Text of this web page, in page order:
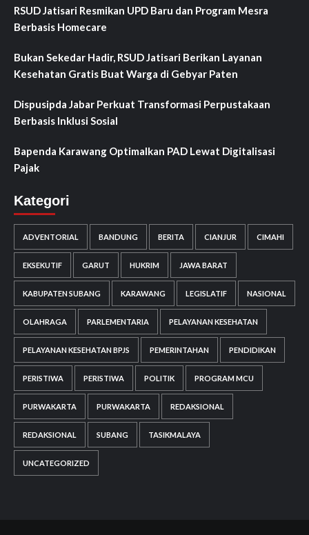
RSUD Jatisari Resmikan UPD Baru dan Program Mesra
Berbasis Homecare
Bukan Sekedar Hadir, RSUD Jatisari Berikan Layanan
Kesehatan Gratis Buat Warga di Gebyar Paten
Dispusipda Jabar Perkuat Transformasi Perpustakaan
Berbasis Inklusi Sosial
Bapenda Karawang Optimalkan PAD Lewat Digitalisasi
Pajak
Kategori
ADVENTORIAL BANDUNG BERITA CIANJUR CIMAHI
EKSEKUTIF GARUT HUKRIM JAWA BARAT
KABUPATEN SUBANG KARAWANG LEGISLATIF NASIONAL
OLAHRAGA PARLEMENTARIA PELAYANAN KESEHATAN
PELAYANAN KESEHATAN BPJS PEMERINTAHAN PENDIDIKAN
PERISTIWA PERISTIWA POLITIK PROGRAM MCU
PURWAKARTA PURWAKARTA REDAKSIONAL
REDAKSIONAL SUBANG TASIKMALAYA
UNCATEGORIZED